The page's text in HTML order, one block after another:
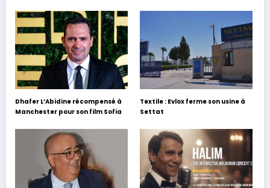
Dhafer L’Abidine récompensé à
Manchester pour son film Sofia
Textile : Evlox ferme son usine à
Settat